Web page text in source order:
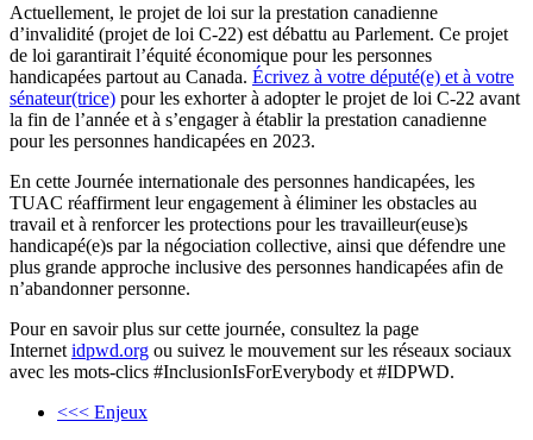
Actuellement, le projet de loi sur la prestation canadienne
d’invalidité (projet de loi C‑22) est débattu au Parlement. Ce projet
de loi garantirait l’équité économique pour les personnes
handicapées partout au Canada. Écrivez à votre député(e) et à votre
sénateur(trice) pour les exhorter à adopter le projet de loi C‑22 avant
la fin de l’année et à s’engager à établir la prestation canadienne
pour les personnes handicapées en 2023.
En cette Journée internationale des personnes handicapées, les
TUAC réaffirment leur engagement à éliminer les obstacles au
travail et à renforcer les protections pour les travailleur(euse)s
handicapé(e)s par la négociation collective, ainsi que défendre une
plus grande approche inclusive des personnes handicapées afin de
n’abandonner personne.
Pour en savoir plus sur cette journée, consultez la page
Internet idpwd.org ou suivez le mouvement sur les réseaux sociaux
avec les mots-clics #InclusionIsForEverybody et #IDPWD.
<<< Enjeux